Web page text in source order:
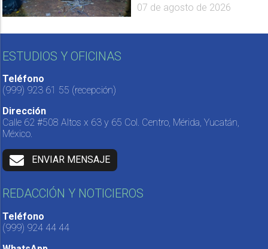
07 de agosto de 2026
ESTUDIOS Y OFICINAS
Teléfono
(999) 923 61 55 (recepción)
Dirección
Calle 62 #508 Altos x 63 y 65 Col. Centro, Mérida, Yucatán,
México.
ENVIAR MENSAJE
REDACCIÓN Y NOTICIEROS
Teléfono
(999) 924 44 44